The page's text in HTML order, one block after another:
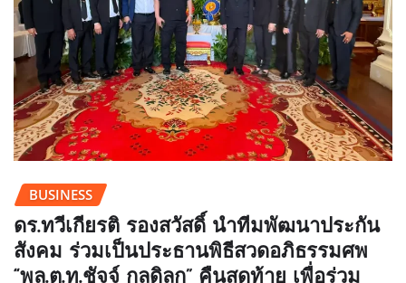
BUSINESS
ดร.ทวีเกียรติ รองสวัสดิ์ นำทีมพัฒนาประกัน
สังคม ร่วมเป็นประธานพิธีสวดอภิธรรมศพ
“พล.ต.ท.ชัจจ์ กุลดิลก” คืนสุดท้าย เพื่อร่วม